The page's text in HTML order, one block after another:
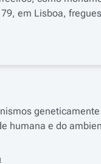
em Lisboa,
humana e do